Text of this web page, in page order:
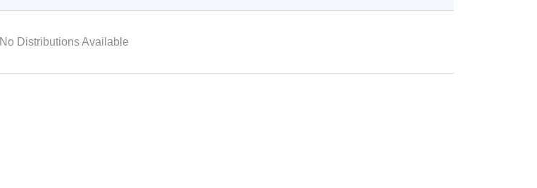
No Distributions Available